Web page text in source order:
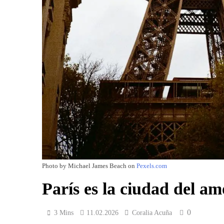
Photo by Michael James Beach on Pexels.com
París es la ciudad del
3 Mins 11.02.2026 Coralia Acuña 0